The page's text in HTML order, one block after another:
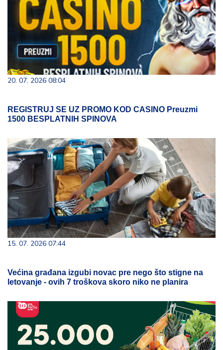
20. 07. 2026 08:04
REGISTRUJ SE UZ PROMO KOD CASINO Preuzmi
1500 BESPLATNIH SPINOVA
15. 07. 2026 07:44
Većina građana izgubi novac pre nego što stigne na
letovanje - ovih 7 troškova skoro niko ne planira